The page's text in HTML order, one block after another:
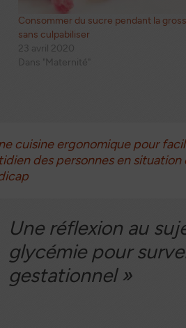
Consommer du sucre pendant la
sans culpabiliser
23 avril 2020
Dans "Maternité"
cuisine ergonomique pour
des personnes en situation
Une réflexion au
glycémie pour
gestationnel»